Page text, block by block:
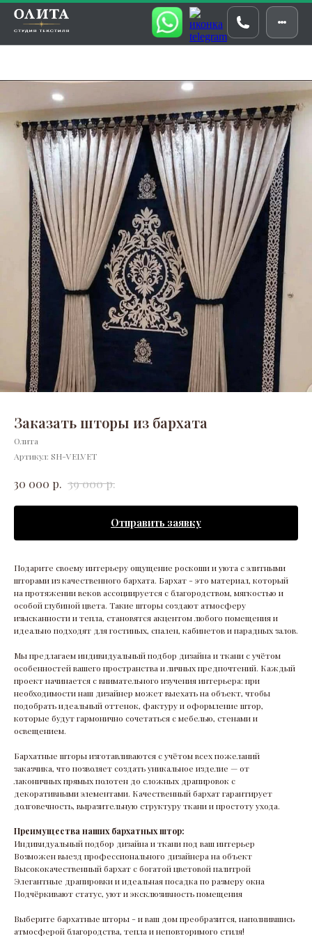
Заказать шторы из бархата
Олита
Артикул: SH-VELVET
30 000 р. 39 000р.
Отправить заявку
Подарите своему интерьеру ощущение роскоши и уюта с элитными
шторами из качественного бархата. Бархат - это материал, который
на протяжении веков ассоциируется с благородством, мягкостью и
особой глубиной цвета. Такие шторы создают атмосферу
изысканности и тепла, становятся акцентом любого помещения и
идеально подходят для гостиных, спален, кабинетов и парадных залов.
Мы предлагаем индивидуальный подбор дизайна и ткани с учётом
особенностей вашего пространства и личных предпочтений. Каждый
проект начинается с внимательного изучения интерьера: при
необходимости наш дизайнер может выехать на объект, чтобы
подобрать идеальный оттенок, фактуру и оформление штор,
которые будут гармонично сочетаться с мебелью, стенами и
освещением.
Бархатные шторы изготавливаются с учётом всех пожеланий
заказчика, что позволяет создать уникальное изделие — от
лаконичных прямых полотен до сложных драпировок с
декоративными элементами. Качественный бархат гарантирует
долговечность, выразительную структуру ткани и простоту ухода.
Преимущества наших бархатных штор:
Индивидуальный подбор дизайна и ткани под ваш интерьер
Возможен выезд профессионального дизайнера на объект
Высококачественный бархат с богатой цветовой палитрой
Элегантные драпировки и идеальная посадка по размеру окна
Подчёркивают статус, уют и эксклюзивность помещения
Выберите бархатные шторы - и ваш дом преобразится, наполнившись
атмосферой благородства, тепла и неповторимого стиля!